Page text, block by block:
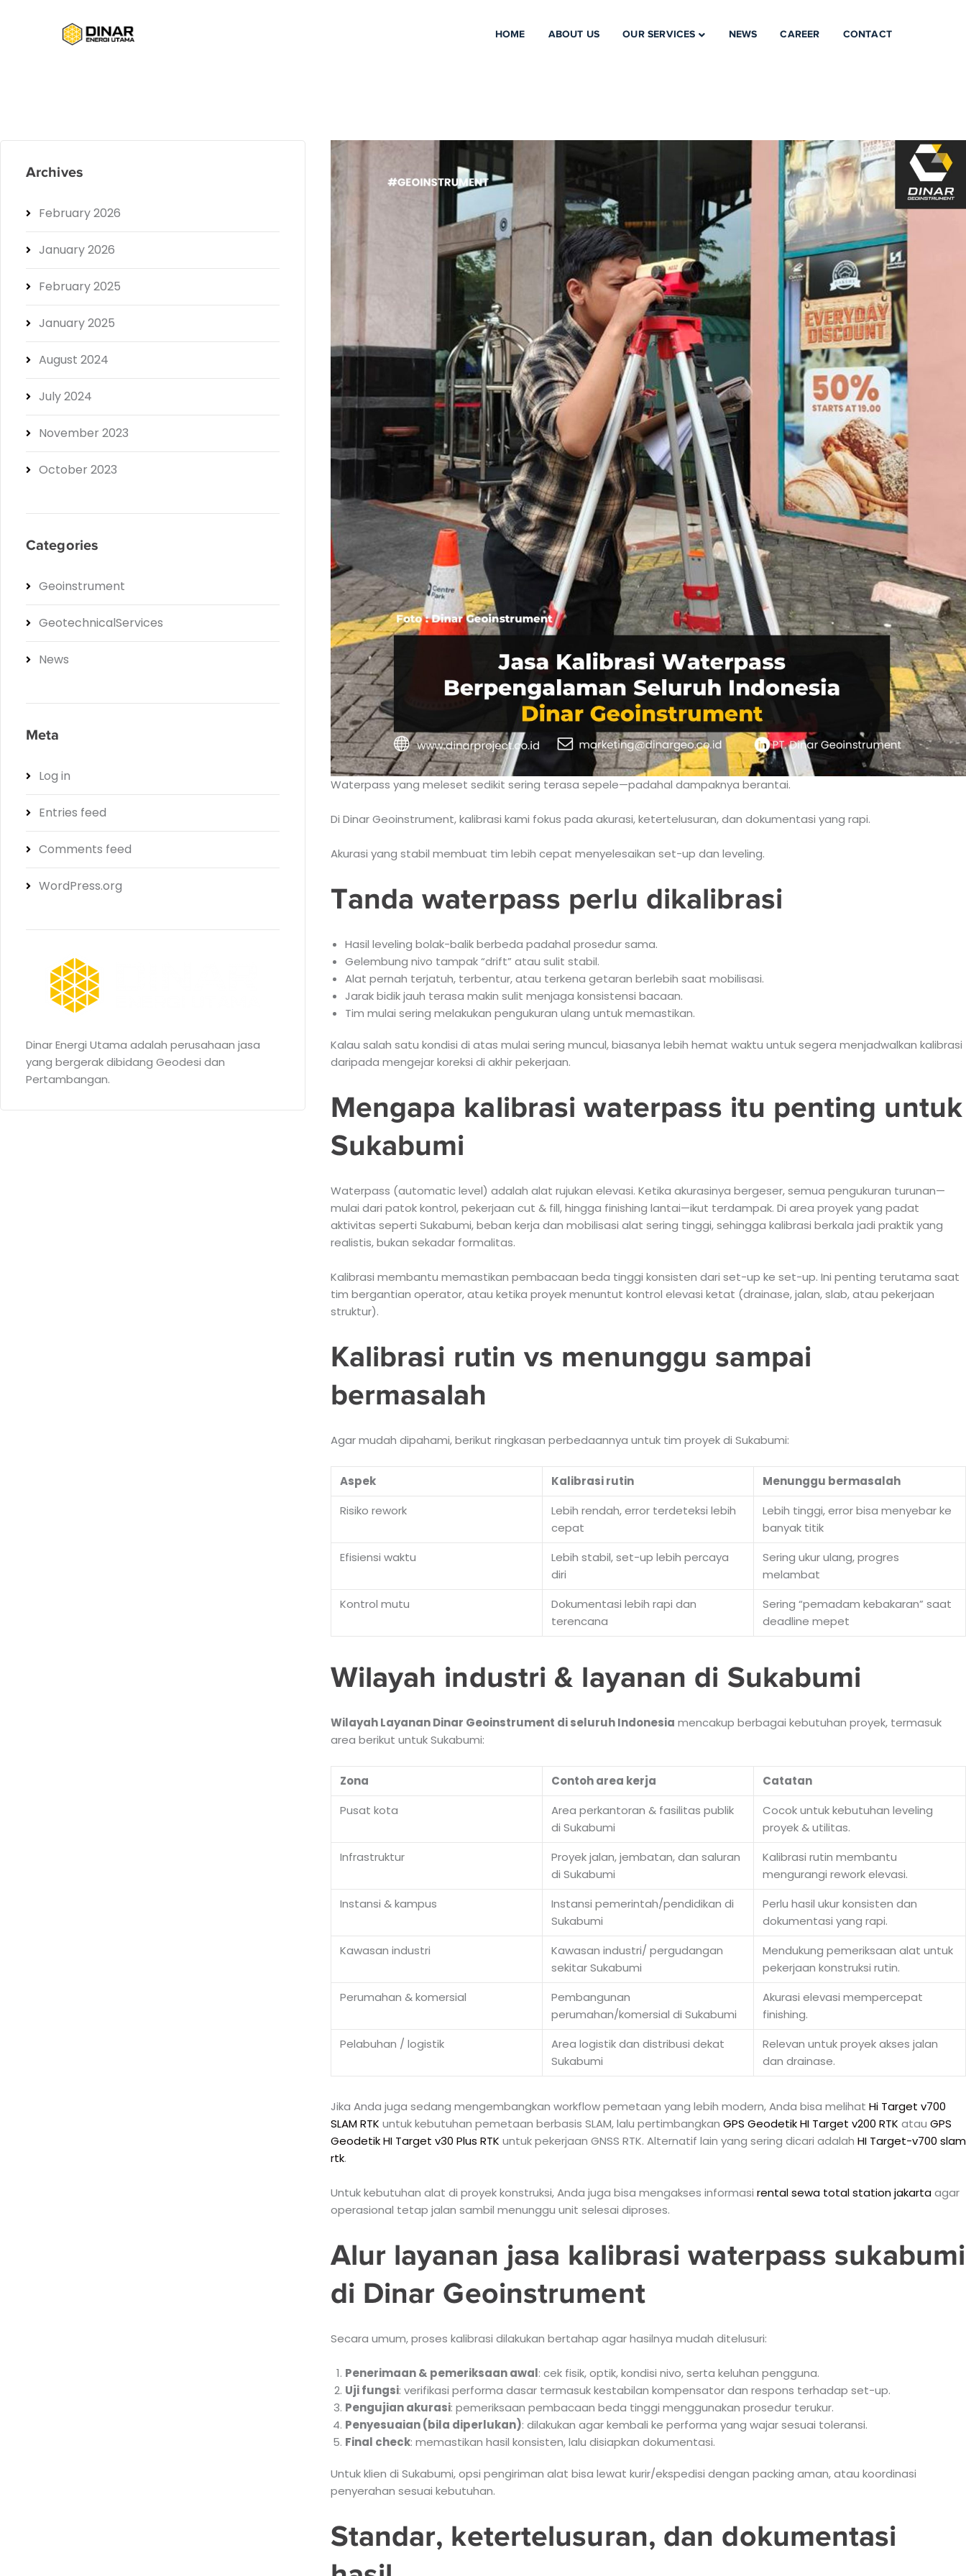
HOME ABOUT US OUR SERVICES NEWS CAREER CONTACT
Waterpass yang meleset sedikit sering terasa sepele—padahal dampaknya berantai.
Di Dinar Geoinstrument, kalibrasi kami fokus pada akurasi, ketertelusuran, dan dokumentasi yang rapi.
Akurasi yang stabil membuat tim lebih cepat menyelesaikan set-up dan leveling.
Tanda waterpass perlu dikalibrasi
Hasil leveling bolak-balik berbeda padahal prosedur sama.
Gelembung nivo tampak “drift” atau sulit stabil.
Alat pernah terjatuh, terbentur, atau terkena getaran berlebih saat mobilisasi.
Jarak bidik jauh terasa makin sulit menjaga konsistensi bacaan.
Tim mulai sering melakukan pengukuran ulang untuk memastikan.
Kalau salah satu kondisi di atas mulai sering muncul, biasanya lebih hemat waktu untuk segera menjadwalkan kalibrasi
daripada mengejar koreksi di akhir pekerjaan.
Mengapa kalibrasi waterpass itu penting untuk
Sukabumi
Waterpass (automatic level) adalah alat rujukan elevasi. Ketika akurasinya bergeser, semua pengukuran turunan—
mulai dari patok kontrol, pekerjaan cut & fill, hingga finishing lantai—ikut terdampak. Di area proyek yang padat
aktivitas seperti Sukabumi, beban kerja dan mobilisasi alat sering tinggi, sehingga kalibrasi berkala jadi praktik yang
realistis, bukan sekadar formalitas.
Kalibrasi membantu memastikan pembacaan beda tinggi konsisten dari set-up ke set-up. Ini penting terutama saat
tim bergantian operator, atau ketika proyek menuntut kontrol elevasi ketat (drainase, jalan, slab, atau pekerjaan
struktur).
Kalibrasi rutin vs menunggu sampai
bermasalah
Agar mudah dipahami, berikut ringkasan perbedaannya untuk tim proyek di Sukabumi:
Aspek Kalibrasi rutin
Menunggu bermasalah
Risiko rework
Lebih rendah, error terdeteksi lebih
cepat
Lebih tinggi, error bisa menyebar ke
banyak titik
Efisiensi waktu
Lebih stabil, set-up lebih percaya
diri
Sering ukur ulang, progres
melambat
Kontrol mutu
Dokumentasi lebih rapi dan
terencana
Sering “pemadam kebakaran” saat
deadline mepet
Wilayah industri & layanan di Sukabumi
Wilayah Layanan Dinar Geoinstrument di seluruh Indonesia mencakup berbagai kebutuhan proyek, termasuk
area berikut untuk Sukabumi:
Zona Contoh area kerja
Catatan
Pusat kota
Area perkantoran & fasilitas publik
di Sukabumi
Cocok untuk kebutuhan leveling
proyek & utilitas.
Infrastruktur
Proyek jalan, jembatan, dan saluran
di Sukabumi
Kalibrasi rutin membantu
mengurangi rework elevasi.
Instansi & kampus
Instansi pemerintah/pendidikan di
Sukabumi
Perlu hasil ukur konsisten dan
dokumentasi yang rapi.
Kawasan industri
Kawasan industri/ pergudangan
sekitar Sukabumi
Mendukung pemeriksaan alat untuk
pekerjaan konstruksi rutin.
Perumahan & komersial
Pembangunan
perumahan/komersial di Sukabumi
Akurasi elevasi mempercepat
finishing.
Pelabuhan / logistik
Area logistik dan distribusi dekat
Sukabumi
Relevan untuk proyek akses jalan
dan drainase.
Jika Anda juga sedang mengembangkan workflow pemetaan yang lebih modern, Anda bisa melihat Hi Target v700
SLAM RTK untuk kebutuhan pemetaan berbasis SLAM, lalu pertimbangkan GPS Geodetik HI Target v200 RTK atau GPS
Geodetik HI Target v30 Plus RTK untuk pekerjaan GNSS RTK. Alternatif lain yang sering dicari adalah HI Target-v700 slam
rtk.
Untuk kebutuhan alat di proyek konstruksi, Anda juga bisa mengakses informasi rental sewa total station jakartaagar
operasional tetap jalan sambil menunggu unit selesai diproses.
Alur layanan jasa kalibrasi waterpass sukabumi
di Dinar Geoinstrument
Secara umum, proses kalibrasi dilakukan bertahap agar hasilnya mudah ditelusuri:
Penerimaan & pemeriksaan awal: cek fisik, optik, kondisi nivo, serta keluhan pengguna.
Uji fungsi: verifikasi performa dasar termasuk kestabilan kompensator dan respons terhadap set-up.
Pengujian akurasi: pemeriksaan pembacaan beda tinggi menggunakan prosedur terukur.
Penyesuaian (bila diperlukan): dilakukan agar kembali ke performa yang wajar sesuai toleransi.
Final check: memastikan hasil konsisten, lalu disiapkan dokumentasi.
Untuk klien di Sukabumi, opsi pengiriman alat bisa lewat kurir/ekspedisi dengan packing aman, atau koordinasi
penyerahan sesuai kebutuhan.
Standar, ketertelusuran, dan dokumentasi
Archives
February 2026
January 2026
February 2025
January 2025
August 2024
July 2024
November 2023
October 2023
Categories
Geoinstrument
GeotechnicalServices
News
Meta
Log in
Entries feed
Comments feed
WordPress.org
Dinar Energi Utama adalah perusahaan jasa
yang bergerak dibidang Geodesi dan
Pertambangan.